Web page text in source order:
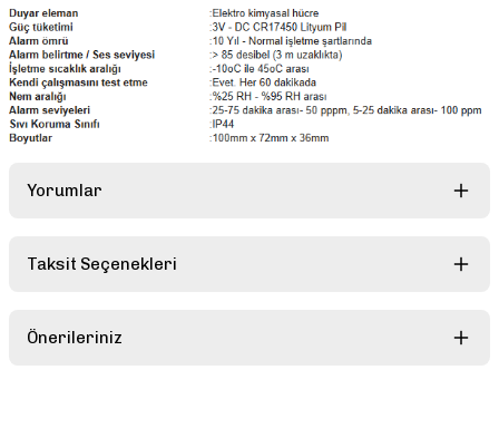
Yorumlar
Taksit Seçenekleri
Önerileriniz